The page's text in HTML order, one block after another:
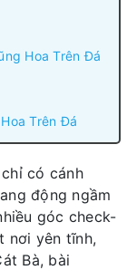
Hoa Trên Đá
Trên Đá
có cánh
động ngầm
góc check-
nơi yên tĩnh,
Bà, bài